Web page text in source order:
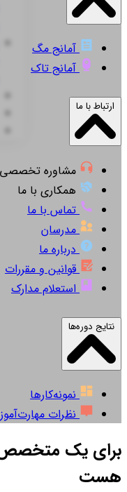
آمانج مگ
آمانج تاک
ارتباط با ما
مشاوره تخصصی
همکاری با ما
تماس با ما
مدرسان
درباره ما
قوانین و مقررات
استعلام مدارک
نتایج دوره‌ها
نمونه‌کارها
نظرات
برای یک
هست